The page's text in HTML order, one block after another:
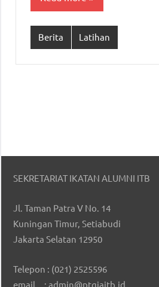
Berita Latihan
SEKRETARIAT IKATAN ALUMNI ITB
Jl. Taman Patra V No. 14
Kuningan Timur, Setiabudi
Jakarta Selatan 12950
Telepon : (021) 2525596
email : admin@ptgiaitb.id